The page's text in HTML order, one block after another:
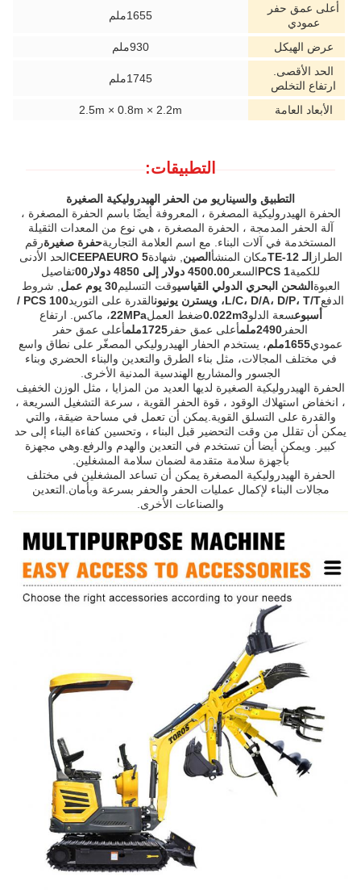
أعلى عمق حفر
عمودي
1655ملم
عرض الهيكل
930ملم
الحد الأقصى.
ارتفاع التخلص
1745ملم
الأبعاد العامة 2.5m × 0.8m × 2.2m
التطبيقات:
التطبيق والسيناريو من الحفر الهيدروليكية الصغيرة
الحفرة الهيدروليكية المصغرة ، المعروفة أيضًا باسم الحفرة المصغرة ،
آلة الحفر المدمجة ، الحفرة المصغرة ، هي نوع من المعدات الثقيلة
المستخدمة في آلات البناء. مع اسم العلامة التجاريةحفرة صغيرة رقم
الطرازالـ TE-12 مكان المنشأالصين, شهادةCEEPAEURO 5الحد الأدنى
للكمية1 PCS السعر4500.00 دولار إلى 4850 دولار00
تفاصيل
العبوةالشحن البحري الدولي القياسيوقت التسليم30 يوم عمل
, شروط
الدفعL/C، D/A، D/P، T/T، ويسترن يونيون القدرة على التوريد
100 PCS /
أسبوعسعة الدلو0.022m3ضغط العمل 22MPa، ماكس. ارتفاع
الحفر2490ملم أعلى عمق حفر1725ملم
أعلى عمق حفر
عمودي1655ملم
، يستخدم الحفار الهيدروليكي المصغّر على نطاق واسع
في مختلف المجالات، مثل بناء الطرق والتعدين والبناء الحضري وبناء
الجسور والمشاريع الهندسية المدنية الأخرى.
الحفرة الهيدروليكية الصغيرة لديها العديد من المزايا ، مثل الوزن الخفيف
، انخفاض استهلاك الوقود ، قوة الحفر القوية ، سرعة التشغيل السريعة ،
والقدرة على التسلق القوية.يمكن أن تعمل في مساحة ضيقة، والتي
يمكن أن تقلل من وقت التحضير قبل البناء ، وتحسين كفاءة البناء إلى حد
كبير. ويمكن أيضا أن تستخدم في التعدين والهدم والرفع.وهي مجهزة
بأجهزة سلامة متقدمة لضمان سلامة المشغلين.
الحفرة الهيدروليكية المصغرة يمكن أن تساعد المشغلين في مختلف
مجالات البناء لإكمال عمليات الحفر والحفر بسرعة وبأمان.التعدين
والصناعات الأخرى.